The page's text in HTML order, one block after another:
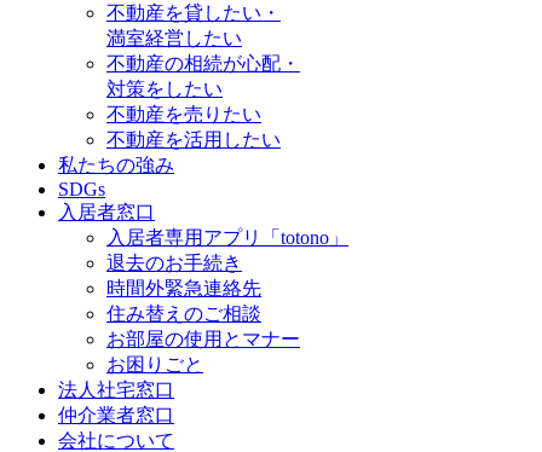
不動産を貸したい・
満室経営したい
不動産の相続が心配・
対策をしたい
不動産を売りたい
不動産を活用したい
私たちの強み
SDGs
入居者窓口
入居者専用アプリ「totono」
退去のお手続き
時間外緊急連絡先
住み替えのご相談
お部屋の使用とマナー
お困りごと
法人社宅窓口
仲介業者窓口
会社について